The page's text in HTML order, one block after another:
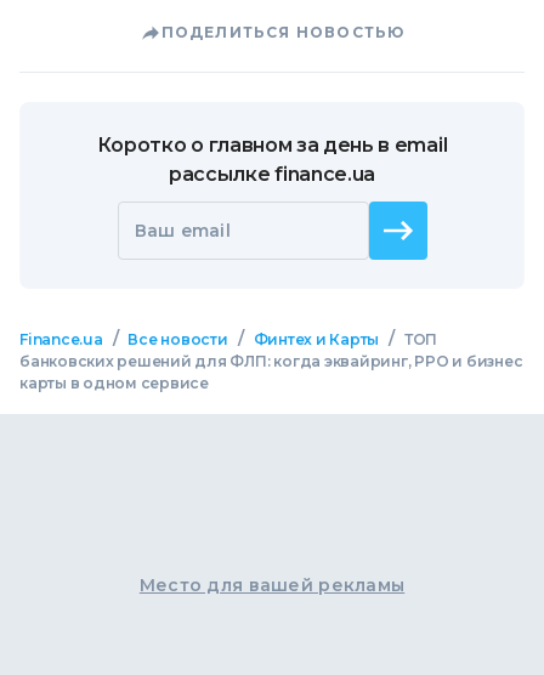
ПОДЕЛИТЬСЯ НОВОСТЬЮ
Коротко о главном за день в email
рассылке finance.ua
Ваш email
Finance.ua / Все новости / Финтех и Карты / ТОП
банковских решений для ФЛП: когда эквайринг, РРО и бизнес
карты в одном сервисе
Место для вашей рекламы